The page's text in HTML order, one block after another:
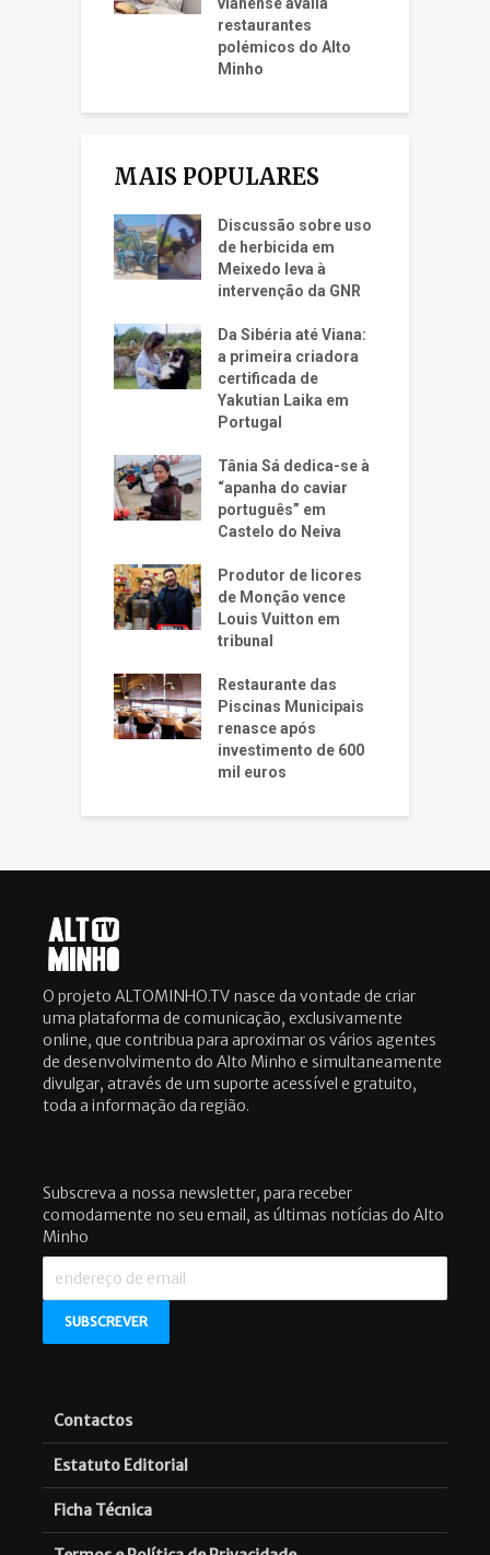
restaurantes
polémicos do Alto
Minho
MAIS POPULARES
Discussão sobre uso
de herbicida em
Meixedo leva à
intervenção da GNR
Da Sibéria até Viana:
a primeira criadora
certificada de
Yakutian Laika em
Portugal
Tânia Sá dedica-se à
“apanha do caviar
português” em
Castelo do Neiva
Produtor de licores
de Monção vence
Louis Vuitton em
tribunal
Restaurante das
Piscinas Municipais
renasce após
investimento de 600
mil euros
O projeto ALTOMINHO.TV nasce da vontade de criar
uma plataforma de comunicação, exclusivamente
online, que contribua para aproximar os vários agentes
de desenvolvimento do Alto Minho e simultaneamente
divulgar, através de um suporte acessível e gratuito,
toda a informação da região.
Subscreva a nossa newsletter, para receber
comodamente no seu email, as últimas notícias do Alto
Minho
Contactos
Estatuto Editorial
Ficha Técnica